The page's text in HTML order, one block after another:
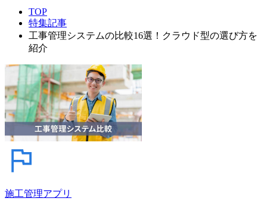
TOP
特集記事
工事管理システムの比較16選！クラウド型の選び方を
紹介
施工管理アプリ